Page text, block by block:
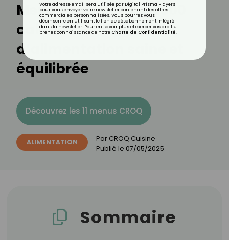
Menu végétarien à 1500
calories : une journée
d’alimentation saine et
équilibrée
Découvrez les 11 menus CROQ
ALIMENTATION Par CROQ Cuisine
Publié le 07/05/2025
Sommaire
Votre adresse email sera utilisée par Digital Prisma Players
pour vous envoyer votre newsletter contenant des offres
commerciales personnalisées. Vous pourrez vous
désinscrire en utilisant le lien de désabonnement intégré
dans la newsletter. Pour en savoir plus et exercer vos droits,
prenez connaissance de notre Charte de Confidentialité.